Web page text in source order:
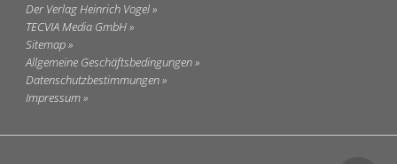
Der Verlag Heinrich Vogel
TECVIA Media GmbH
Sitemap
Allgemeine Geschäftsbedingungen
Datenschutzbestimmungen
Impressum